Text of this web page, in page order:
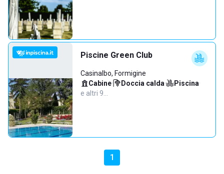
Piscine Green Club
Casinalbo, Formigine
Cabine· Doccia calda· Piscina·
e altri 9…
1